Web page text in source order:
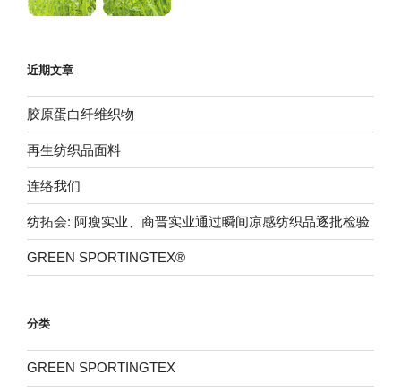
近期文章
胶原蛋白纤维织物
再生纺织品面料
连络我们
纺拓会: 阿瘦实业、商晋实业通过瞬间凉感纺织品逐批检验
GREEN SPORTINGTEX®
分类
GREEN SPORTINGTEX